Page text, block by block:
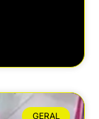
GERAL